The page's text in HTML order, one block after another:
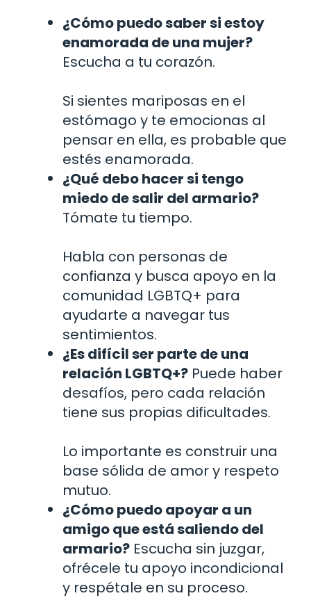
¿Cómo puedo saber si estoy
enamorada de una mujer?
Escucha a tu corazón.
Si sientes mariposas en el
estómago y te emocionas al
pensar en ella, es probable que
estés enamorada.
¿Qué debo hacer si tengo
miedo de salir del armario?
Tómate tu tiempo.
Habla con personas de
confianza y busca apoyo en la
comunidad LGBTQ+ para
ayudarte a navegar tus
sentimientos.
¿Es difícil ser parte de una
relación LGBTQ+? Puede haber
desafíos, pero cada relación
tiene sus propias dificultades.
Lo importante es construir una
base sólida de amor y respeto
mutuo.
¿Cómo puedo apoyar a un
amigo que está saliendo del
armario? Escucha sin juzgar,
ofrécele tu apoyo incondicional
y respétale en su proceso.